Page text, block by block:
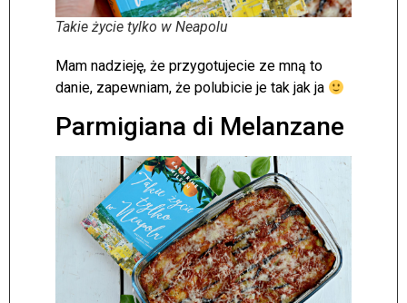
Takie życie tylko w Neapolu
Mam nadzieję, że przygotujecie ze mną to
danie, zapewniam, że polubicie je tak jak ja
Parmigiana di Melanzane